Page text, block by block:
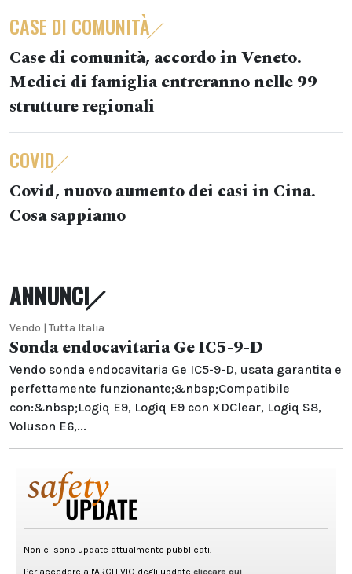
CASE DI COMUNITÀ
Case di comunità, accordo in Veneto.
Medici di famiglia entreranno nelle 99
strutture regionali
COVID
Covid, nuovo aumento dei casi in Cina.
Cosa sappiamo
ANNUNCI
Vendo | Tutta Italia
Sonda endocavitaria Ge IC5-9-D
Vendo sonda endocavitaria Ge IC5-9-D, usata garantita e
perfettamente funzionante;&nbsp;Compatibile
con:&nbsp;Logiq E9, Logiq E9 con XDClear, Logiq S8,
Voluson E6,...